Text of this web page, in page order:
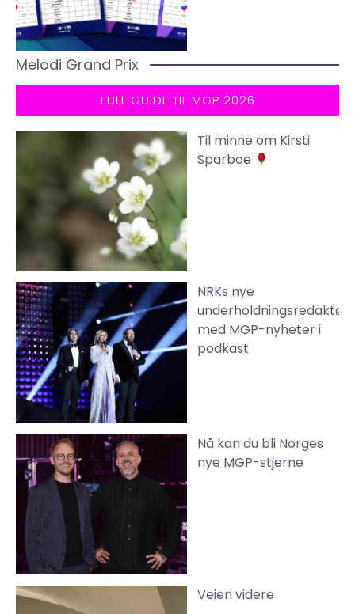
Melodi Grand Prix
FULL GUIDE TIL MGP 2026
Til minne om Kirsti
Sparboe
NRKs nye
underholdningsredaktør
med MGP-nyheter i
podkast
Nå kan du bli Norges
nye MGP-stjerne
Veien videre